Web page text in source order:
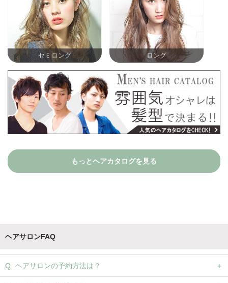
セミロング ロング
もっとヘアカタログを見る
ヘアサロンFAQ
ヘアサロンの予約方法は？